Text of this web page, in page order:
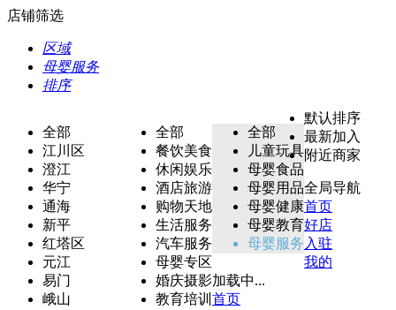
店铺筛选
区域
母婴服务
排序
全部
江川区
澄江
华宁
通海
新平
红塔区
元江
易门
峨山
全部
餐饮美食
休闲娱乐
酒店旅游
购物天地
生活服务
汽车服务
母婴专区
婚庆摄影
教育培训
全部
儿童玩具
母婴食品
母婴用品
母婴健康
母婴教育
母婴服务
默认排序
最新加入
附近商家
全局导航
首页
好店
入驻
我的
加载中...
首页